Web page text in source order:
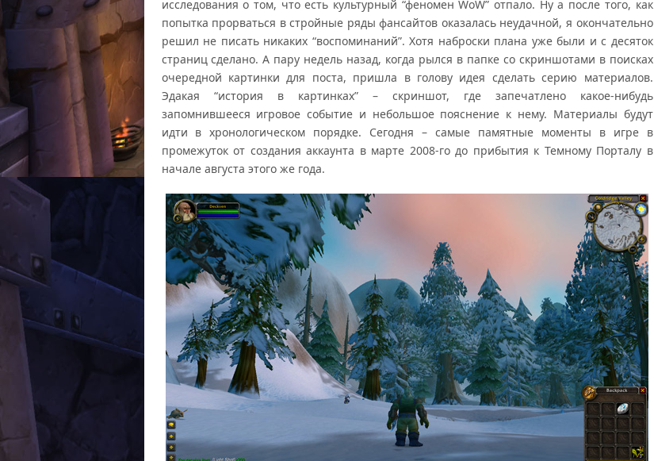
исследования о том, что есть культурный “феномен WoW” отпало. Ну а после того, как
попытка прорваться в стройные ряды фансайтов оказалась неудачной, я окончательно
решил не писать никаких “воспоминаний”. Хотя наброски плана уже были и с десяток
страниц сделано. А пару недель назад, когда рылся в папке со скриншотами в поисках
очередной картинки для поста, пришла в голову идея сделать серию материалов.
Эдакая “история в картинках” – скриншот, где запечатлено какое-нибудь
запомнившееся игровое событие и небольшое пояснение к нему. Материалы будут
идти в хронологическом порядке. Сегодня – самые памятные моменты в игре в
промежуток от создания аккаунта в марте 2008-го до прибытия к Темному Порталу в
начале августа этого же года.